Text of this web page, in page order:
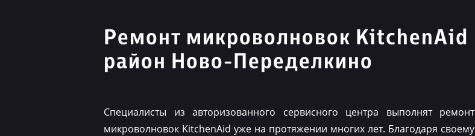
Ремонт микроволновок KitchenAid
район Ново-Переделкино
Специалисты из авторизованного сервисного центра выполнят ремонт
микроволновок KitchenAid уже на протяжении многих лет. Благодаря своему